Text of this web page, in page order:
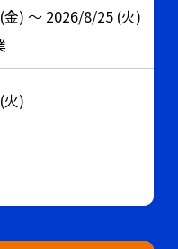
) ～ 2026/8/25 (火)
)